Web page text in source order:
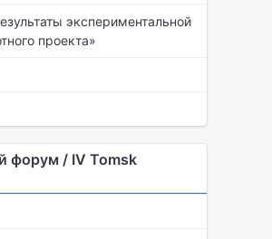
экспериментальной
проекта»
форум / IV Tomsk